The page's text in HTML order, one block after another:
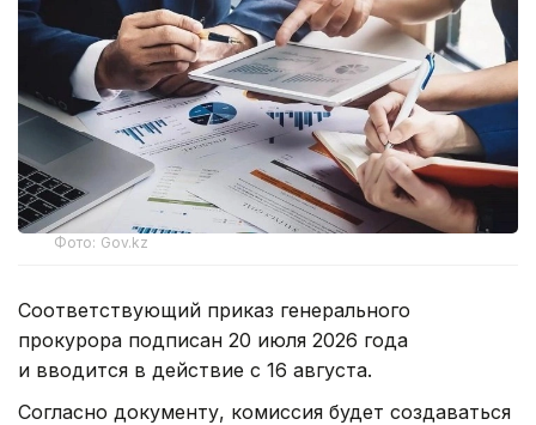
Фото: Gov.kz
Соответствующий приказ генерального
прокурора подписан 20 июля 2026 года
и вводится в действие с 16 августа.
Согласно документу, комиссия будет создаваться